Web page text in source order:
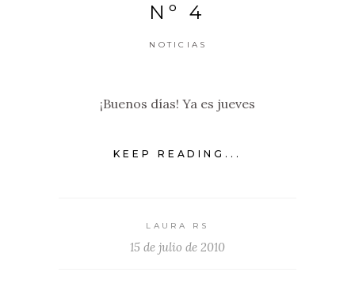
Nº 4
NOTICIAS
¡Buenos días! Ya es jueves
KEEP READING...
LAURA RS
15 de julio de 2010